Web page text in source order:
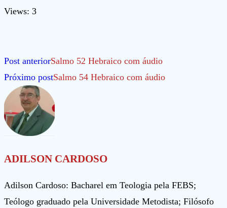
Views: 3
Leia
mais
artigos
Post anteriorSalmo 52 Hebraico com áudio
Próximo postSalmo 54 Hebraico com áudio
ADILSON CARDOSO
Adilson Cardoso: Bacharel em Teologia pela FEBS;
Teólogo graduado pela Universidade Metodista; Filósofo